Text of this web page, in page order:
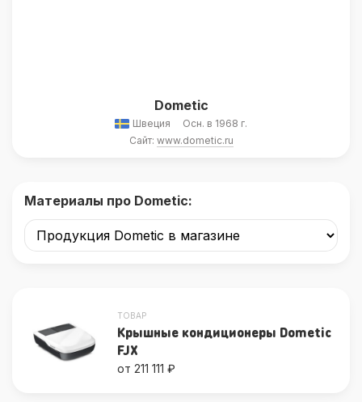
Dometic
Швеция
Осн. в 1968 г.
Сайт: www.dometic.ru
Материалы про Dometic:
ТОВАР
Крышные кондиционеры Dometic
FJX
от 211 111 ₽